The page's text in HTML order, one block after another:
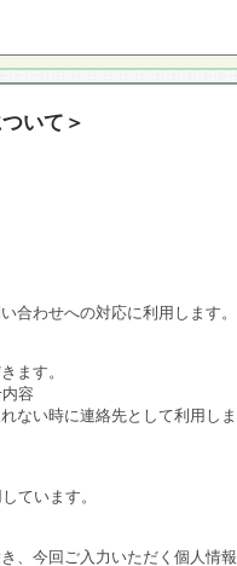
いて＞
合わせへの対応に利用します。
ます。
容
ない時に連絡先として利用しま
ています。
、今回ご入力いただく個人情報